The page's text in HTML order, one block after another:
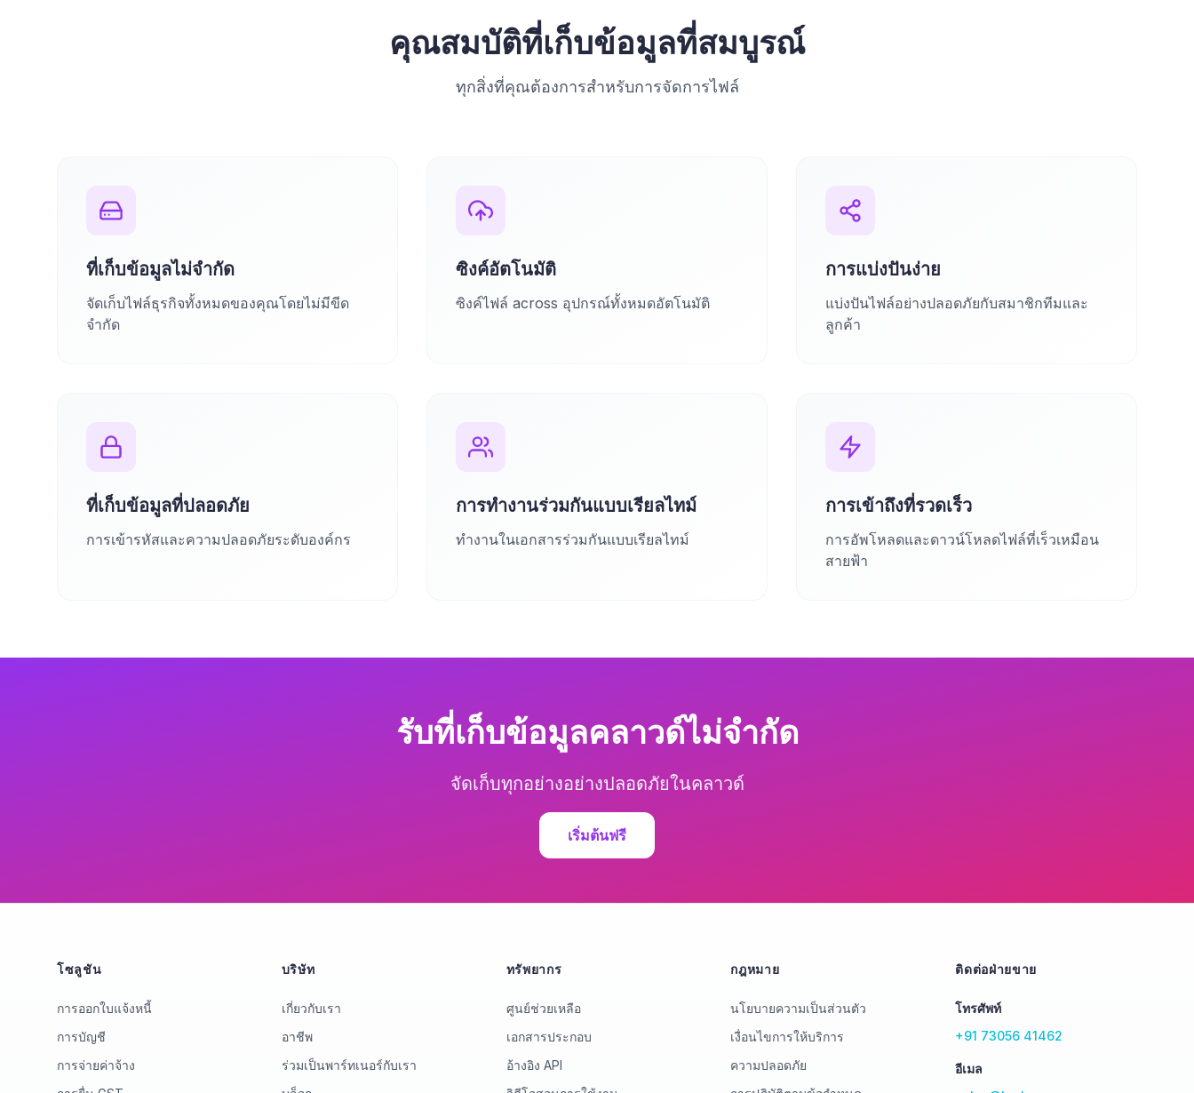
คุณสมบัติที่เก็บข้อมูลที่สมบูรณ์
ทุกสิ่งที่คุณต้องการสำหรับการจัดการไฟล์
ที่เก็บข้อมูลไม่จำกัด
จัดเก็บไฟล์ธุรกิจทั้งหมดของคุณโดยไม่มีขีด
จำกัด
ซิงค์อัตโนมัติ
ซิงค์ไฟล์ across อุปกรณ์ทั้งหมดอัตโนมัติ
การแบ่งปันง่าย
แบ่งปันไฟล์อย่างปลอดภัยกับสมาชิกทีมและ
ลูกค้า
ที่เก็บข้อมูลที่ปลอดภัย
การเข้ารหัสและความปลอดภัยระดับองค์กร
การทำงานร่วมกันแบบเรียลไทม์
ทำงานในเอกสารร่วมกันแบบเรียลไทม์
การเข้าถึงที่รวดเร็ว
การอัพโหลดและดาวน์โหลดไฟล์ที่เร็วเหมือน
สายฟ้า
รับที่เก็บข้อมูลคลาวด์ไม่จำกัด
จัดเก็บทุกอย่างอย่างปลอดภัยในคลาวด์
เริ่มต้นฟรี
โซลูชัน
การออกใบแจ้งหนี้
การบัญชี
การจ่ายค่าจ้าง
บริษัท
เกี่ยวกับเรา
อาชีพ
ร่วมเป็นพาร์ทเนอร์กับเรา
ทรัพยากร
ศูนย์ช่วยเหลือ
เอกสารประกอบ
อ้างอิง API
กฎหมาย
นโยบายความเป็นส่วนตัว
เงื่อนไขการให้บริการ
ความปลอดภัย
ติดต่อฝ่ายขาย
โทรศัพท์
+91 73056 41462
อีเมล